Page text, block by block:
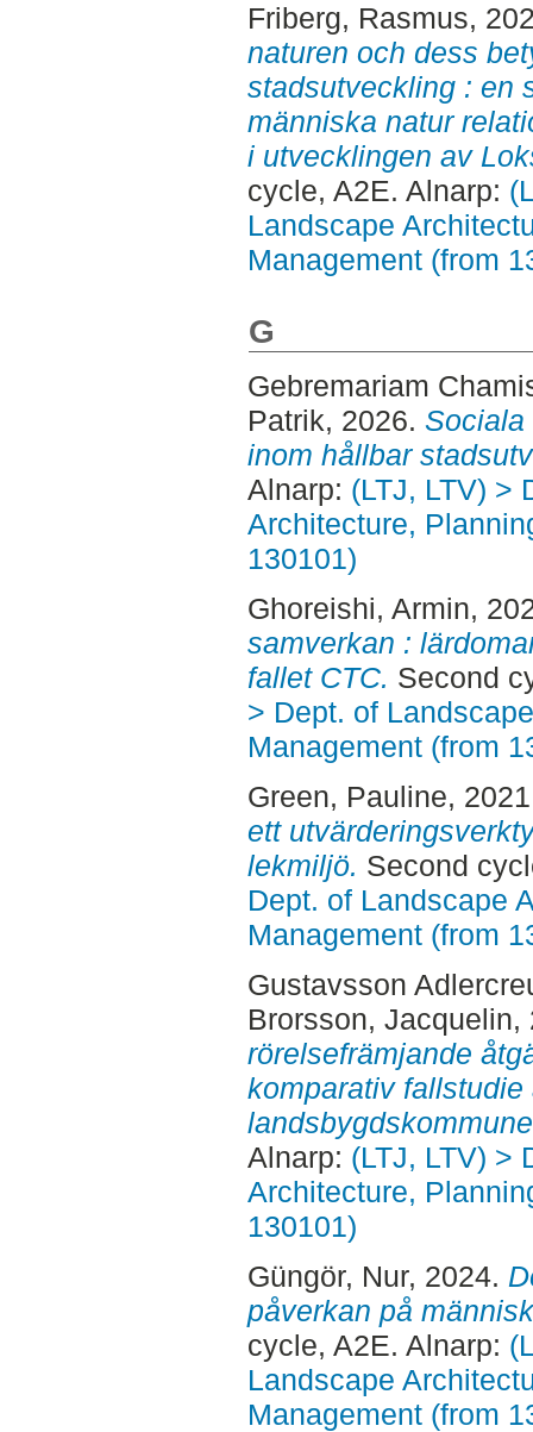
Friberg, Rasmus,
naturen och dess
stadsutveckling : en
människa natur
i utvecklingen av
cycle, A2E. Alnarp:
Landscape
Management (from
G
Gebremariam
Patrik, 2026. Sociala
inom hållbar
Alnarp: (LTJ, LTV) >
Architecture,
130101)
Ghoreishi, Armin,
samverkan :
fallet CTC. Second
> Dept. of
Management (from
Green, Pauline,
ett
lekmiljö. Second
Dept. of Landscape
Management (from
Gustavsson
Brorsson, Jacquelin,
rörelsefrämjande
komparativ
Alnarp: (LTJ, LTV) >
Architecture,
130101)
Güngör, Nur, 2024.
påverkan på
cycle, A2E. Alnarp:
Landscape
Management (from